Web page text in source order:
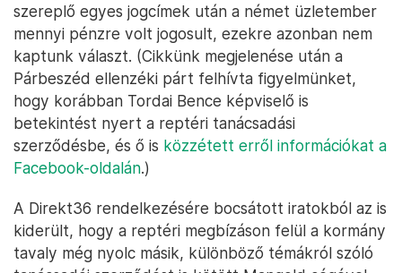
szereplő egyes jogcímek után a német üzletember
mennyi pénzre volt jogosult, ezekre azonban nem
kaptunk választ. (Cikkünk megjelenése után a
Párbeszéd ellenzéki párt felhívta figyelmünket,
hogy korábban Tordai Bence képviselő is
betekintést nyert a reptéri tanácsadási
szerződésbe, és ő is közzétett erről információkat a
Facebook-oldalán.)
A Direkt36 rendelkezésére bocsátott iratokból az is
kiderült, hogy a reptéri megbízáson felül a kormány
tavaly még nyolc másik, különböző témákról szóló